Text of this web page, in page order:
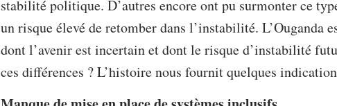
stabilité politique. D’autres encore ont pu surmonter ce
un risque élevé de retomber dans l’instabilité. L’Ouganda
dont l’avenir est incertain et dont le risque d’instabilité
ces différences ? L’histoire nous fournit quelques